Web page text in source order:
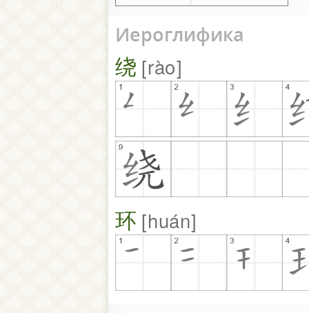
Иероглифика
绕 rào
环 huán